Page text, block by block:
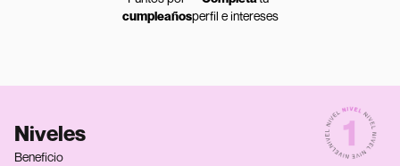
cumpleañosperfil e intereses
Niveles
Beneficio